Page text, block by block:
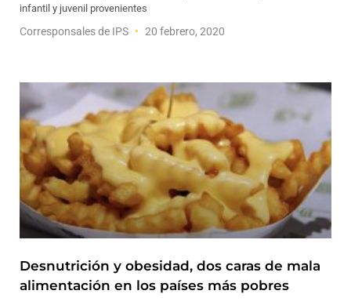
infantil y juvenil provenientes
Corresponsales de IPS 20 febrero, 2020
Desnutrición y obesidad, dos caras de mala
alimentación en los países más pobres